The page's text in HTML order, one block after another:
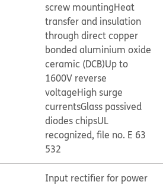
screw mountingHeat
transfer and insulation
through direct copper
bonded aluminium oxide
ceramic (DCB)Up to
1600V reverse
voltageHigh surge
currentsGlass passived
diodes chipsUL
recognized, file no. E 63
532
Input rectifier for power